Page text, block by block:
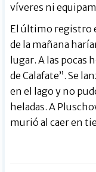
víveres ni
El último registro
de la mañana
lugar. A las pocas
de Calafate”. Se
en el lago y no
heladas. A
murió al caer en